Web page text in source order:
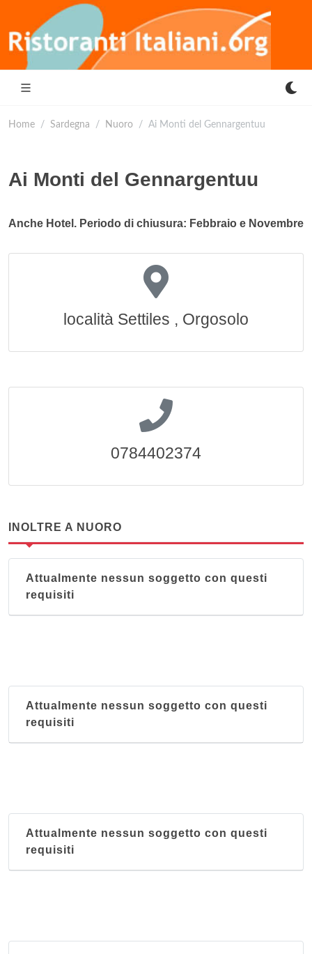
Home Sardegna Nuoro Ai Monti del Gennargentuu
Ai Monti del Gennargentuu
Anche Hotel. Periodo di chiusura: Febbraio e Novembre
località Settiles , Orgosolo
0784402374
INOLTRE A NUORO
Attualmente nessun soggetto con questi
requisiti
Attualmente nessun soggetto con questi
requisiti
Attualmente nessun soggetto con questi
requisiti